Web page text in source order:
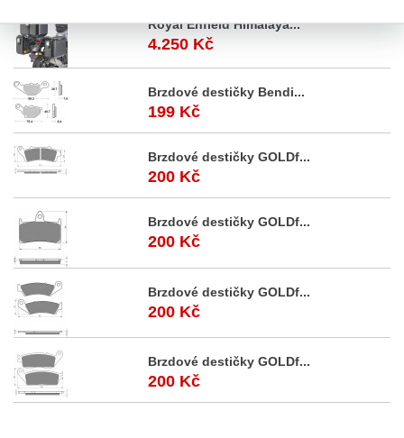
Royal Enfield Himalaya...
4.250 Kč
Brzdové destičky Bendi...
199 Kč
Brzdové destičky GOLDf...
200 Kč
Brzdové destičky GOLDf...
200 Kč
Brzdové destičky GOLDf...
200 Kč
Brzdové destičky GOLDf...
200 Kč